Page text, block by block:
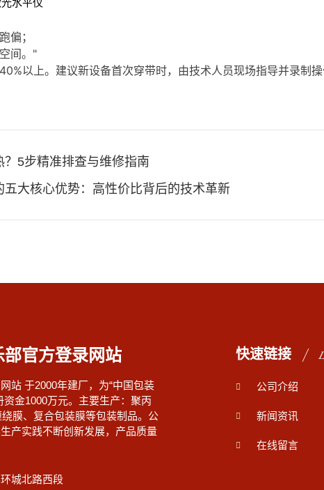
水平仪
偏；
间。"
以上。建议新设备首次穿带时，由技术人员现场指导并录制操
5步精准排查与维修指南
五大核心优势：高性价比背后的技术革新
部官方登录网站
站 于2000年建厂，为“中国包装
金1000万元。主要生产：聚丙
膜、复合包装膜等包装制品。公
产实践不断创新发展，产品质量
城北路西段
快速链接
公司介绍
新闻资讯
在线留言